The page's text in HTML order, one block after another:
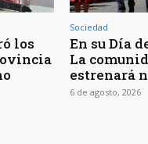
los
Sociedad
En su Día
La
estrenará
6 de agosto, 2026